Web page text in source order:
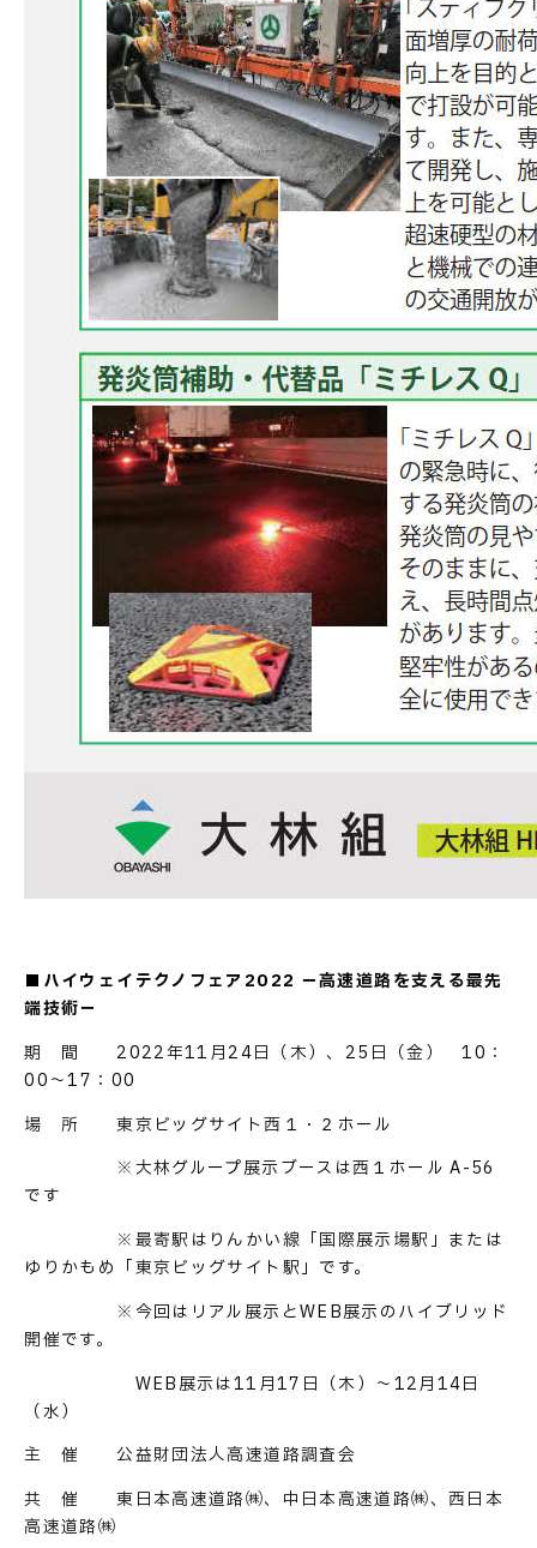
■ハイウェイテクノフェア2022 －高速道路を支える最先
端技術－
期 間 2022年11月24日（木）、25日（金） 10：
00～17：00
場 所 東京ビッグサイト西１・２ホール
※大林グループ展示ブースは西１ホール A-56
です
※最寄駅はりんかい線「国際展示場駅」または
ゆりかもめ「東京ビッグサイト駅」です。
※今回はリアル展示とWEB展示のハイブリッド
開催です。
WEB展示は11月17日（木）～12月14日
（水）
主 催 公益財団法人高速道路調査会
共 催 東日本高速道路㈱、中日本高速道路㈱、西日本
高速道路㈱